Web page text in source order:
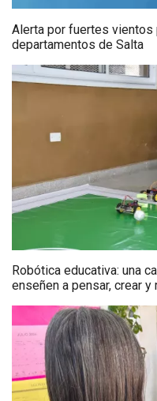
Alerta por fuertes vientos
departamentos de Salta
Robótica educativa: una
enseñen a pensar, crear